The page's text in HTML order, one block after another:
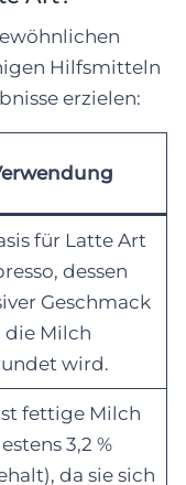
Hilfsmitteln
erzielen:
für Latte Art
dessen
Geschmack
die Milch
wird.
fettige Milch
3,2 %
da sie sich